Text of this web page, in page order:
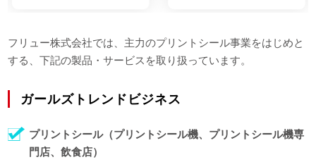
フリュー株式会社では、主力のプリントシール事業をはじめと
する、下記の製品・サービスを取り扱っています。
ガールズトレンドビジネス
プリントシール（プリントシール機、プリントシール機専
門店、飲食店）